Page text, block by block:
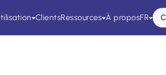
ClientsRessources À proposFR